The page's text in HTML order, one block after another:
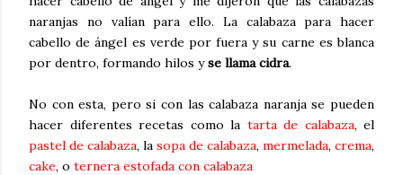
naranjas no valían para ello. La calabaza para hacer
cabello de ángel es verde por fuera y su carne es blanca
por dentro, formando hilos yse llama cidra.
No con esta, pero si con las calabaza naranja se pueden
hacer diferentes recetas como la tarta de calabaza, el
pastel de calabaza, la sopa de calabaza, mermelada, crema,
cake, o ternera estofada con calabaza